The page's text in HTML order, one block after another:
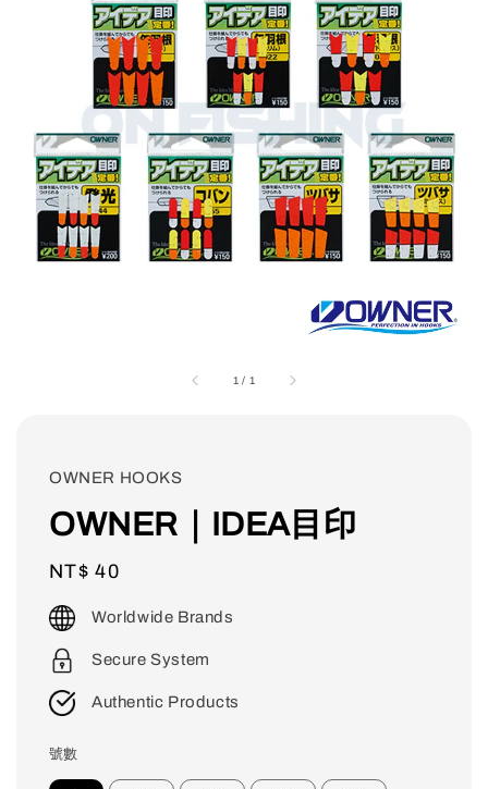
1 / 1
OWNER HOOKS
OWNER｜IDEA目印
Regular
price
NT$ 40
Worldwide Brands
Secure System
Authentic Products
號數